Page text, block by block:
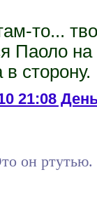
то...
Паоло
сторону.
21:08
он